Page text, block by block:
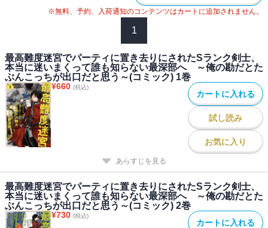
※無料、予約、入荷通知のコンテンツはカートに追加されません。
1
最高難度迷宮でパーティに置き去りにされたSランク剣士、
本当に迷いまくって誰も知らない最深部へ ～俺の勘だとた
ぶんこっちが出口だと思う～(コミック) 1巻
¥660 (税込)
カートに入れる
試し読み
お気に入り
あらすじを見る
最高難度迷宮でパーティに置き去りにされたSランク剣士、
本当に迷いまくって誰も知らない最深部へ ～俺の勘だとた
ぶんこっちが出口だと思う～(コミック) 2巻
¥730 (税込)
カートに入れる